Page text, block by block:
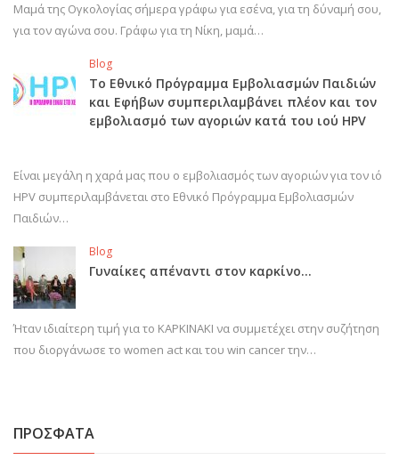
Μαμά της Ογκολογίας σήμερα γράφω για εσένα, για τη δύναμή σου,
για τον αγώνα σου. Γράφω για τη Νίκη, μαμά…
Blog
Το Εθνικό Πρόγραμμα Εμβολιασμών Παιδιών
και Εφήβων συμπεριλαμβάνει πλέον και τον
εμβολιασμό των αγοριών κατά του ιού HPV
Είναι μεγάλη η χαρά μας που ο εμβολιασμός των αγοριών για τον ιό
HPV συμπεριλαμβάνεται στο Εθνικό Πρόγραμμα Εμβολιασμών
Παιδιών…
Blog
Γυναίκες απέναντι στον καρκίνο…
Ήταν ιδιαίτερη τιμή για το ΚΑΡΚΙΝΑΚΙ να συμμετέχει στην συζήτηση
που διοργάνωσε το women act και του win cancer την…
ΠΡΟΣΦΑΤΑ